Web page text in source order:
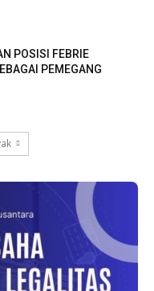
POSISI FEBRIE
PEMEGANG